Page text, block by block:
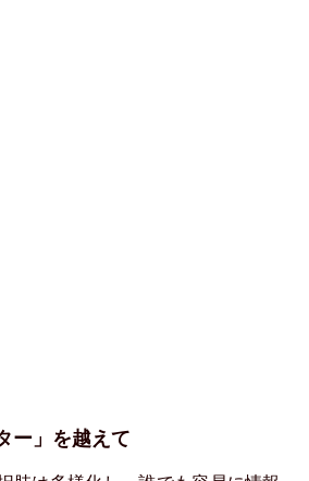
ー」を越えて